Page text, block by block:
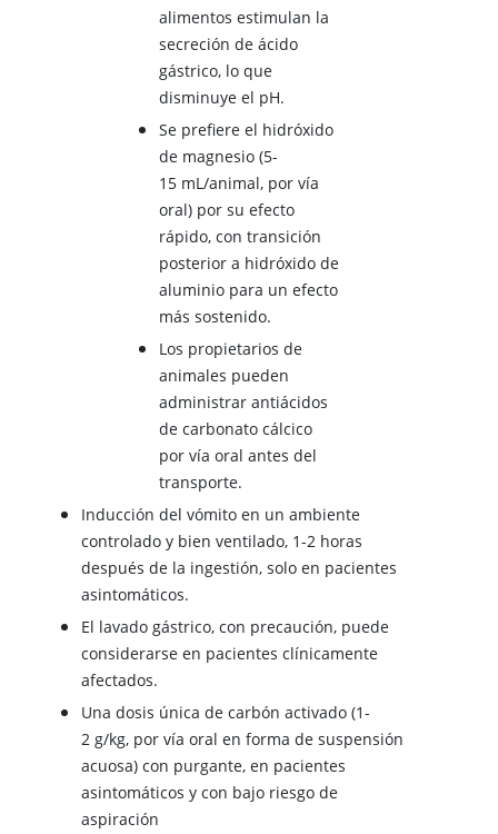
alimentos estimulan la
secreción de ácido
gástrico, lo que
disminuye el pH.
Se prefiere el hidróxido
de magnesio (5-
15 mL/animal, por vía
oral) por su efecto
rápido, con transición
posterior a hidróxido de
aluminio para un efecto
más sostenido.
Los propietarios de
animales pueden
administrar antiácidos
de carbonato cálcico
por vía oral antes del
transporte.
Inducción del vómito en un ambiente
controlado y bien ventilado, 1-2 horas
después de la ingestión, solo en pacientes
asintomáticos.
El lavado gástrico, con precaución, puede
considerarse en pacientes clínicamente
afectados.
Una dosis única de carbón activado (1-
2 g/kg, por vía oral en forma de suspensión
acuosa) con purgante, en pacientes
asintomáticos y con bajo riesgo de
aspiración